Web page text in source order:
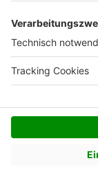
Fachwerkhaus